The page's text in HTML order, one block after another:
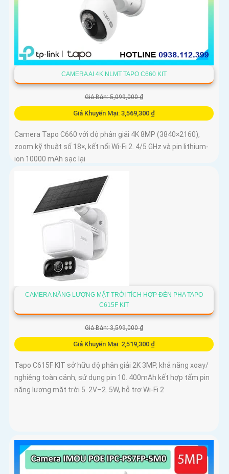
CAMERA AI 4K NLMT TAPO C660 KIT
Giá Bán: 5,099,000 ₫
Giá Khuyến Mại: 3,569,300 ₫
Camera Tapo C660 với độ phân giải 4K 8MP (3840×2160),
zoom kỹ thuật số 18×, kết nối Wi-Fi 2. 4/5 GHz và pin lithium-
ion 10000 mAh sạc lại
CAMERA NĂNG LƯỢNG MẶT TRỜI TÍCH HỢP ĐÈN PHA TAPO
C615F KIT
Giá Bán: 3,599,000 ₫
Giá Khuyến Mại: 2,519,300 ₫
Tapo C615F KIT sở hữu độ phân giải 2K 3MP, khả năng xoay/
nghiêng toàn cảnh, sử dụng pin 10. 400mAh kết hợp tấm pin
năng lượng mặt trời 5. 2V–2. 5W, hỗ trợ Wi-Fi 2